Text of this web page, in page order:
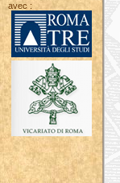
avec :